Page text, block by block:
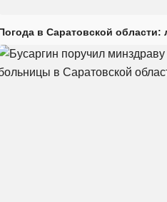
в Саратовской области: